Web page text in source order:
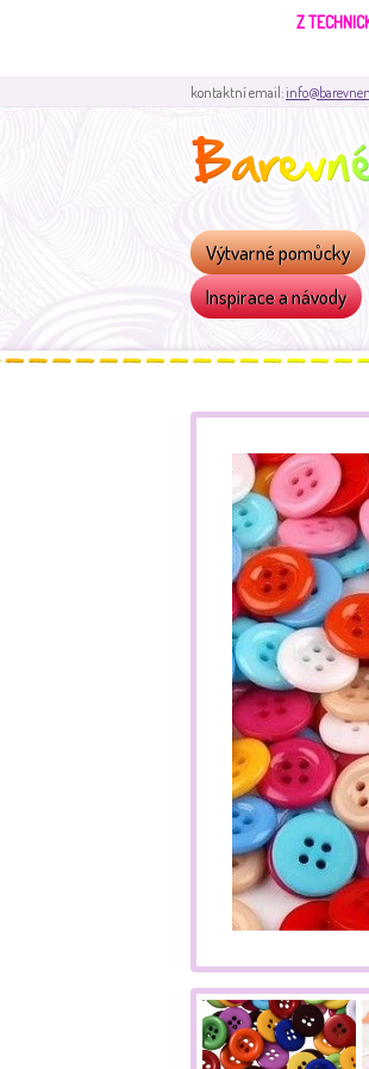
Z
kontaktní email:
Výtvarné pomůcky
Inspirace a návody